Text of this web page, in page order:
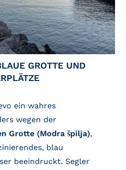
GROTTE UND
ein wahres
wegen der
Grotte (Modra špilja),
blau
beeindruckt. Segler